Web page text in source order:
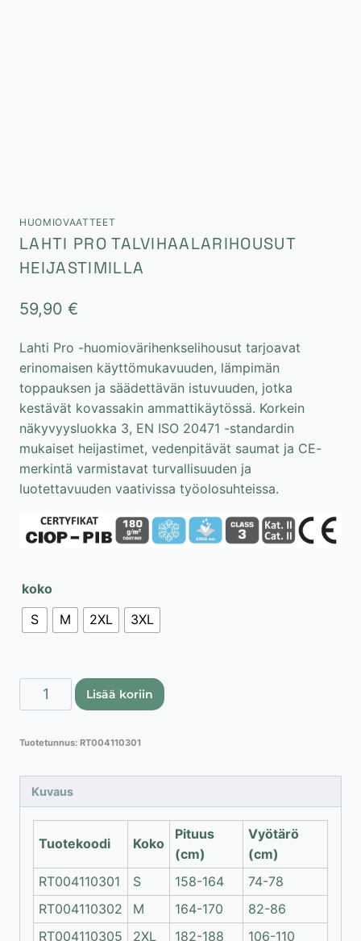
HUOMIOVAATTEET
LAHTI PRO TALVIHAALARIHOUSUT
HEIJASTIMILLA
59,90 €
Lahti Pro -huomiovärihenkselihousut tarjoavat
erinomaisen käyttömukavuuden, lämpimän
toppauksen ja säädettävän istuvuuden, jotka
kestävät kovassakin ammattikäytössä. Korkein
näkyvyysluokka 3, EN ISO 20471 -standardin
mukaiset heijastimet, vedenpitävät saumat ja CE-
merkintä varmistavat turvallisuuden ja
luotettavuuden vaativissa työolosuhteissa.
koko
S
M 2XL 3XL
Lahti
Pro
heijastimilla
Lisää koriin
Tuotetunnus: RT004110301
Kuvaus
Tuotekoodi Koko
Pituus
(cm)
Vyötärö
(cm)
RT004110301
S 158-164
74-78
RT004110302
M 164-170
82-86
RT004110305
2XL 182-188
106-110